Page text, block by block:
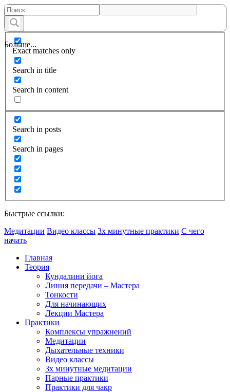
Больше...
Exact matches only
Search in title
Search in content
Search in posts
Search in pages
Быстрые ссылки:
Медитации Видео классы 3х минутные практики С чего
начать
Главная
Теория
Кундалини йога
Линия передачи – Мастера
Тонкости
Для начинающих
Лекции Мастера
Практики
Комплексы упражнений
Медитации
Дыхательные техники
Видео классы
3х минутные медитации
Парные практики
Практики для чакр